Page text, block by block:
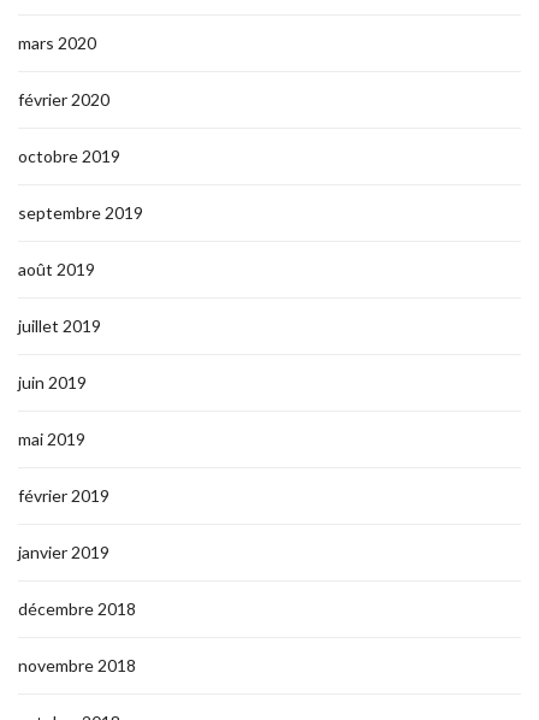
mars 2020
février 2020
octobre 2019
septembre 2019
août 2019
juillet 2019
juin 2019
mai 2019
février 2019
janvier 2019
décembre 2018
novembre 2018